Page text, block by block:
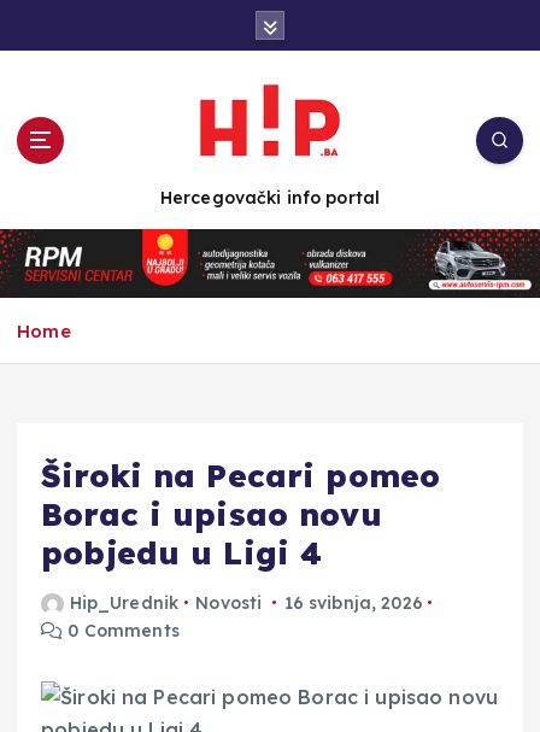
n
t
e
Hercegovački info portal
Home
Široki na Pecari pomeo
Borac i upisao novu
pobjedu u Ligi 4
Hip_Urednik Novosti
16 svibnja, 2026
0 Comments